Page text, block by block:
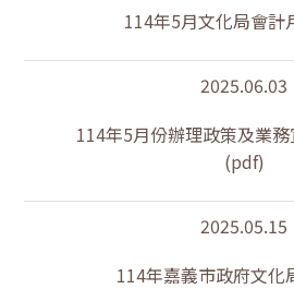
114年5月文化局會計
2025.06.03
114年5月份辦理政策及業
(pdf)
2025.05.15
114年嘉義市政府文化